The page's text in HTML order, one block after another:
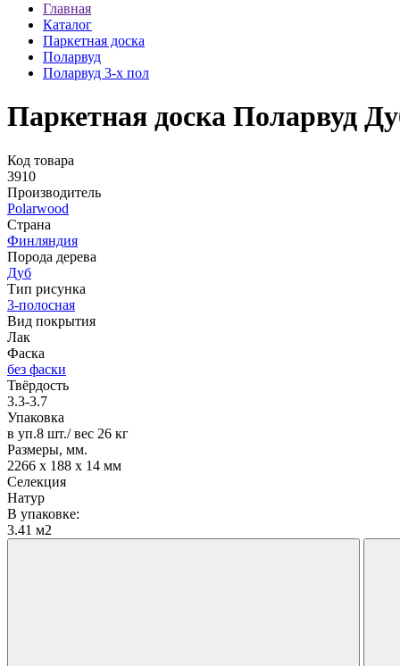
Главная
Каталог
Паркетная доска
Поларвуд
Поларвуд 3-х пол
Паркетная доска Поларвуд
Код товара
3910
Производитель
Polarwood
Страна
Финляндия
Порода дерева
Дуб
Тип рисунка
3-полосная
Вид покрытия
Лак
Фаска
без фаски
Твёрдость
3.3-3.7
Упаковка
в уп.8 шт./ вес 26 кг
Размеры, мм.
2266 x 188 x 14 мм
Селекция
Натур
В упаковке:
3.41 м2